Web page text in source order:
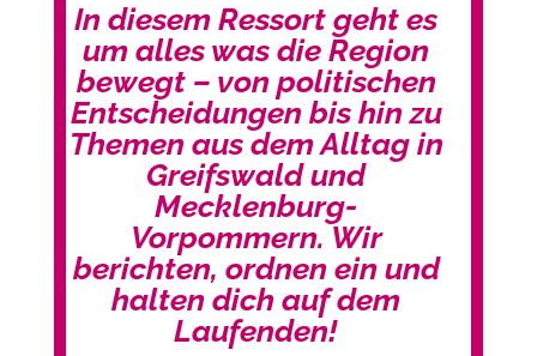
In diesem Ressort geht es
um alles was die Region
bewegt – von politischen
Entscheidungen bis hin zu
Themen aus dem Alltag in
Greifswald und
Mecklenburg-
Vorpommern. Wir
berichten, ordnen ein und
halten dich auf dem
Laufenden!